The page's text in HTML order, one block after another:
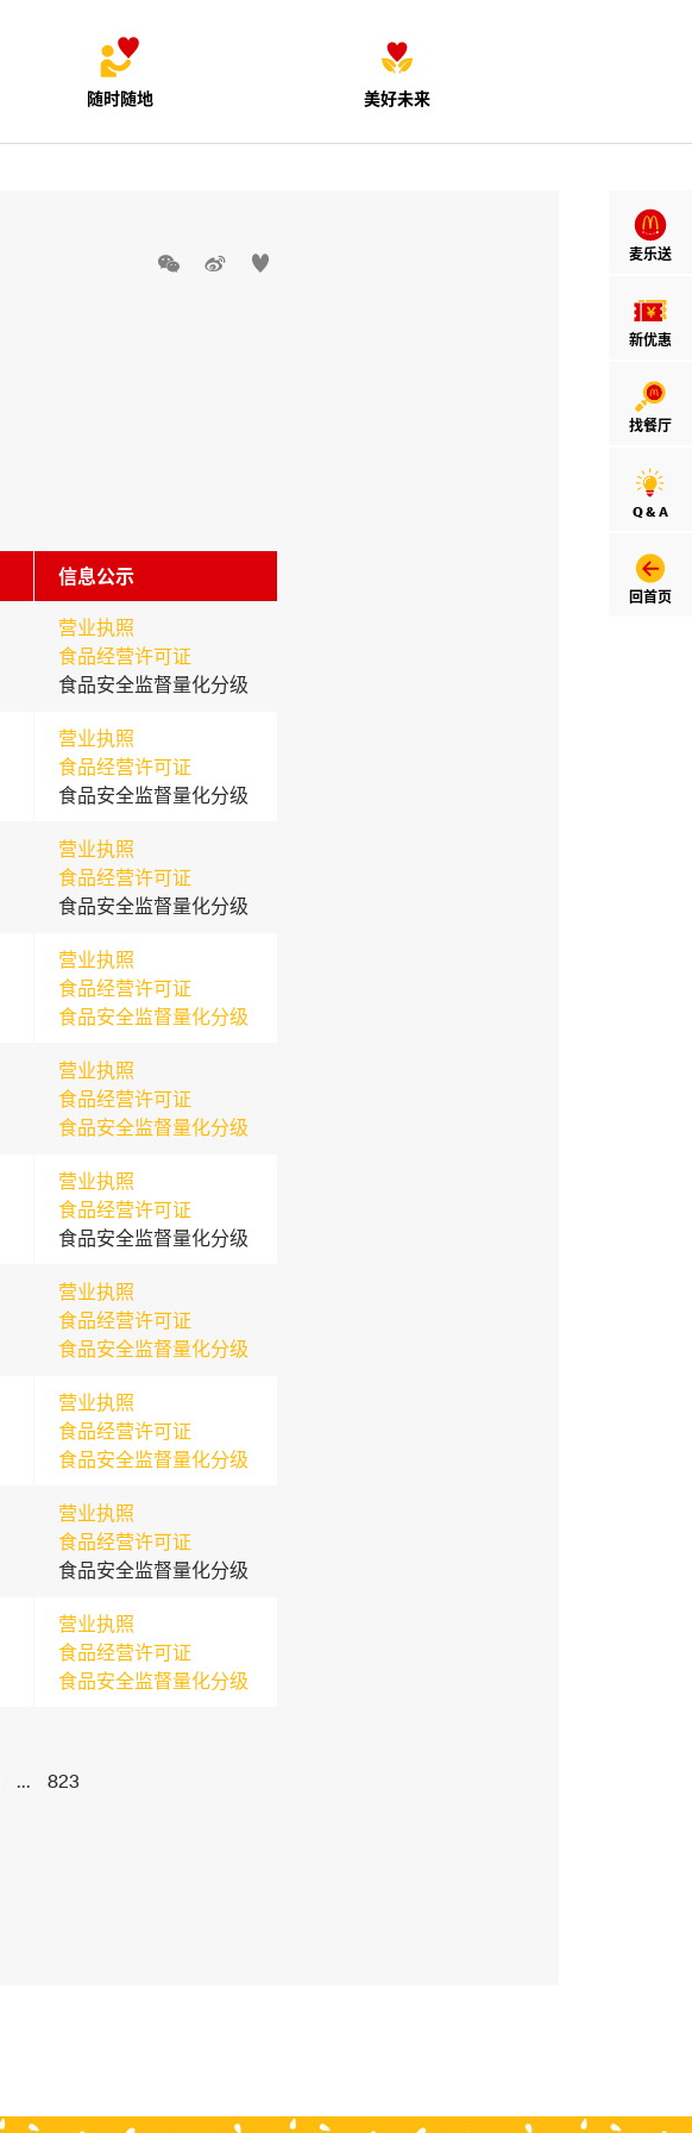
随时随地 美好未来
麦乐送
新优惠
找餐厅
Q & A
回首页
  
信息公示
营业执照
食品经营许可证
食品安全监督量化分级
营业执照
食品经营许可证
食品安全监督量化分级
营业执照
食品经营许可证
食品安全监督量化分级
营业执照
食品经营许可证
食品安全监督量化分级
营业执照
食品经营许可证
食品安全监督量化分级
营业执照
食品经营许可证
食品安全监督量化分级
营业执照
食品经营许可证
食品安全监督量化分级
营业执照
食品经营许可证
食品安全监督量化分级
营业执照
食品经营许可证
食品安全监督量化分级
营业执照
食品经营许可证
食品安全监督量化分级
... 823